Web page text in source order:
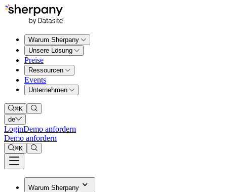
Warum Sherpany
Unsere Lösung
Preise
Ressourcen
Events
Unternehmen
⌘K
de
LoginDemo anfordern
Demo anfordern
⌘K
Warum Sherpany